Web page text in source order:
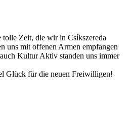
Zeit, die wir in Csíkszereda
uns mit offenen Armen empfangen
Kultur Aktiv standen uns immer
Glück für die neuen Freiwilligen!